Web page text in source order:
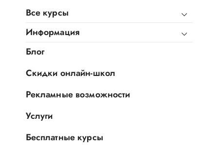
Все курсы
Информация
Блог
Скидки онлайн-школ
Рекламные возможности
Услуги
Бесплатные курсы